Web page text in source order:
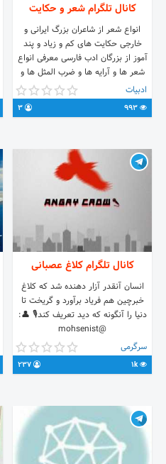
کانال تلگرام شعر و حکایت
انواع شعر از شاعران بزرگ ایرانی و
خارجی حکایت های کم و زیاد و پند
آموز از بزرگان ادب فارسی معرفی انواع
شعر ها و آرایه ها و ضرب المثل ها و
....
ادبیات
کانال تلگرام کلاغ عصبانی
انسان آنقدر آزار دهنده شد که کلاغ
خبرچین هم فریاد برآورد و گریخت تا
دنیا را آنگونه که دید تعریف کند🎙 👤:
@mohsenist
سرگرمی
1k